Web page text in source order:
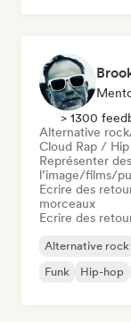
> 1300
Alternative rock
Cloud Rap /
Représenter
l’image/films/
Ecrire des
morceaux
Ecrire des
Alternative rock
Funk
Hip-hop